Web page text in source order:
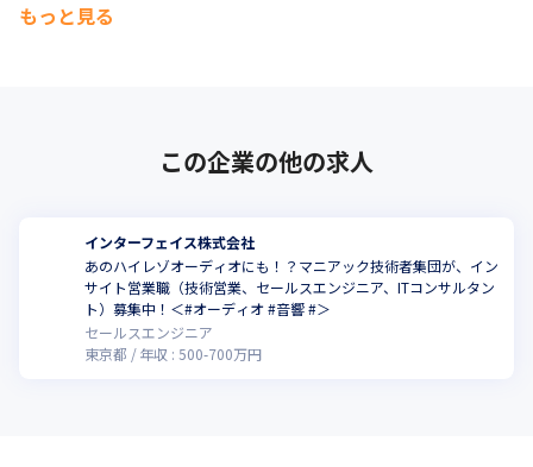
もっと見る
この企業の他の求人
インターフェイス株式会社
あのハイレゾオーディオにも！？マニアック技術者集団が、イン
サイト営業職（技術営業、セールスエンジニア、ITコンサルタン
ト）募集中！＜#オーディオ #音響 #＞
セールスエンジニア
東京都
年収 :500-700万円